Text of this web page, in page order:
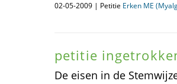
02-05-2009 | Petitie Erken ME
petitie
De eisen in de